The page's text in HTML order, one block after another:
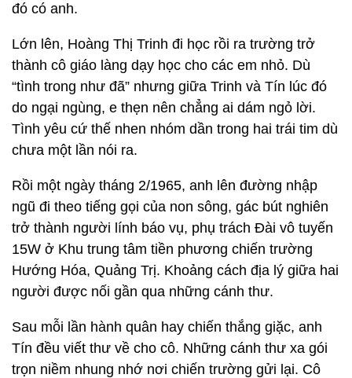
đó có anh.
Lớn lên, Hoàng Thị Trinh đi học rồi ra trường trở
thành cô giáo làng dạy học cho các em nhỏ. Dù
“tình trong như đã” nhưng giữa Trinh và Tín lúc đó
do ngại ngùng, e thẹn nên chẳng ai dám ngỏ lời.
Tình yêu cứ thế nhen nhóm dần trong hai trái tim dù
chưa một lần nói ra.
Rồi một ngày tháng 2/1965, anh lên đường nhập
ngũ đi theo tiếng gọi của non sông, gác bút nghiên
trở thành người lính báo vụ, phụ trách Đài vô tuyến
15W ở Khu trung tâm tiền phương chiến trường
Hướng Hóa, Quảng Trị. Khoảng cách địa lý giữa hai
người được nối gần qua những cánh thư.
Sau mỗi lần hành quân hay chiến thắng giặc, anh
Tín đều viết thư về cho cô. Những cánh thư xa gói
trọn niềm nhung nhớ nơi chiến trường gửi lại. Cô